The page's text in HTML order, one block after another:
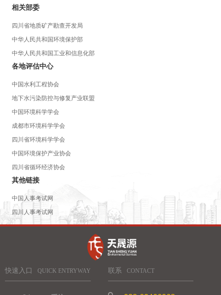
相关部委
四川省地质矿产勘查开发局
中华人民共和国环境保护部
中华人民共和国工业和信息化部
各地评估中心
中国水利工程协会
地下水污染防控与修复产业联盟
中国环境科学学会
成都市环境科学学会
四川省环境科学学会
中国环境保护产业协会
四川省循环经济协会
其他链接
中国人事考试网
四川人事考试网
快速入口 QUICK ENTRYWAY 联系 CONTACT